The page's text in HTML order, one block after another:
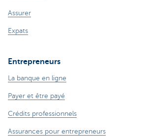
Assurer
Expats
Entrepreneurs
La banque en ligne
Payer et être payé
Crédits professionnels
Assurances pour entrepreneurs